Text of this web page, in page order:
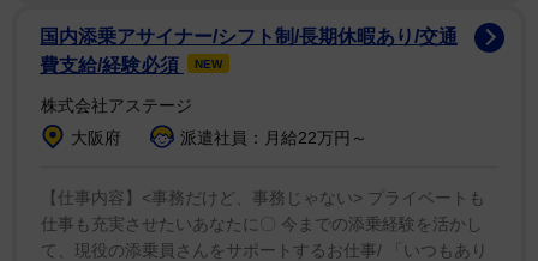
国内添乗アサイナー/シフト制/長期休暇あり/交通
費支給/経験必須
NEW
株式会社アステージ
大阪府
派遣社員：月給22万円～
【仕事内容】<事務だけど、事務じゃない> プライベートも
仕事も充実させたいあなたに〇 今までの添乗経験を活かし
て、現役の添乗員さんをサポートするお仕事/ 「いつもあり